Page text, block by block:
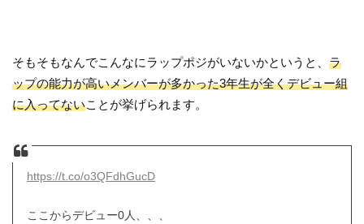
そもそもなんでこんなにラップポジがいないかというと、ラ
ップの能力が高いメンバーが多かった3年生が全くデビュー組
に入ってないことが挙げられます。
https://t.co/o3QFdhGucD
ここからデビュー0人、、、